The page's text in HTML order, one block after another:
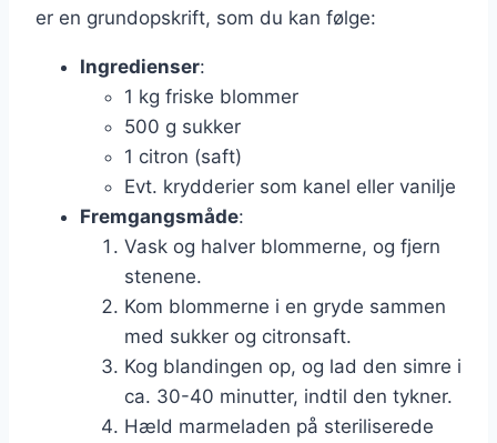
er en grundopskrift, som du kan følge:
Ingredienser:
1 kg friske blommer
500 g sukker
1 citron (saft)
Evt. krydderier som kanel eller vanilje
Fremgangsmåde:
Vask og halver blommerne, og fjern
stenene.
Kom blommerne i en gryde sammen
med sukker og citronsaft.
Kog blandingen op, og lad den simre i
ca. 30-40 minutter, indtil den tykner.
Hæld marmeladen på steriliserede